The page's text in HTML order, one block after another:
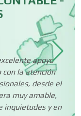
apoyo
la atención
desde el
muy amable,
inquietudes y en